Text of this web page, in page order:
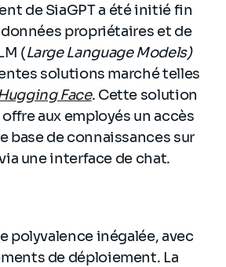
de SiaGPT a été initié fin
données propriétaires et de
(Large Language Models)
solutions marché telles
Face. Cette solution
aux employés un accès
base de connaissances sur
une interface de chat.
polyvalence inégalée, avec
de déploiement. La